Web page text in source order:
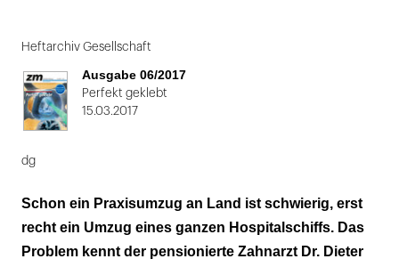
1
von
2:
Die
ist
Heftarchiv Gesellschaft
Ausgabe 06/2017
Perfekt geklebt
15.03.2017
dg
Schon ein Praxisumzug an Land ist schwierig, erst
recht ein Umzug eines ganzen Hospitalschiffs. Das
Problem kennt der pensionierte Zahnarzt Dr. Dieter